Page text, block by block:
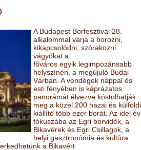
A Budapest Borfesztivál 28.
alkalommal várja a borozni,
kikapcsolódni, szórakozni
vágyókat a
főváros egyik legimpozánsabb
helyszínén, a megújuló Budai
Várban. A vendégek nappal és
esti fényében is káprázatos
panorámát élvezve kóstolhatják
meg a közel 200 hazai és külföldi
kiállító több ezer borát. Az idei év
fókuszába az Egri borvidék, a
Bikavérek és Egri Csillagok, a
helyi gasztronómia és kultúra
a Bikavért